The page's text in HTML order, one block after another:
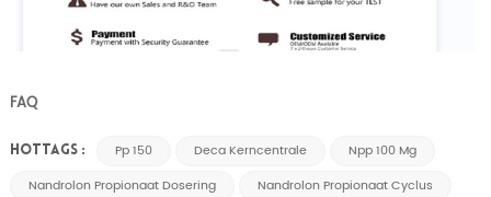
FAQ
HOTTAGS : Pp 150 Deca Kerncentrale
Npp 100 Mg
Nandrolon Propionaat Dosering
Nandrolon Propionaat Cyclus